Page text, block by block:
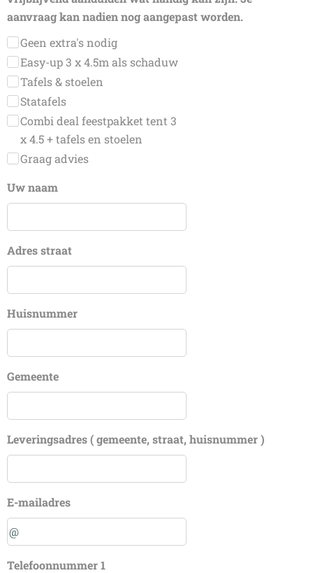
aanvraag kan nadien nog aangepast worden.
Geen extra's nodig
Easy-up 3 x 4.5m als schaduw
Tafels & stoelen
Statafels
Combi deal feestpakket tent 3
x 4.5 + tafels en stoelen
Graag advies
Uw naam
Adres straat
Huisnummer
Gemeente
Leveringsadres ( gemeente, straat, huisnummer )
E-mailadres
Telefoonnummer 1